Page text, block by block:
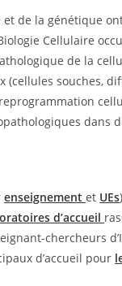
de la génétique
Cellulaire
de la
enseignementet UEs
d’accueil
chercheurs
d’accueil pour